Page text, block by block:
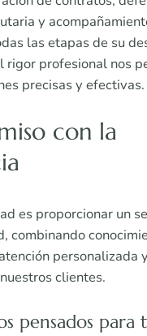
y
las etapas de su
rigor profesional nos
precisas y efectivas.
con la
es proporcionar un
combinando
personalizada
clientes.
pensados para